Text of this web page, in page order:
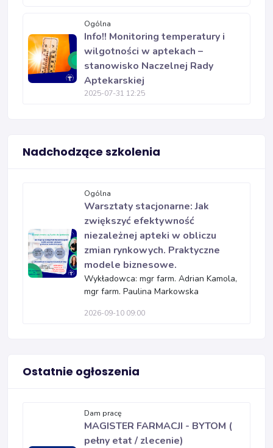
Ogólna
Info!! Monitoring temperatury i
wilgotności w aptekach –
stanowisko Naczelnej Rady
Aptekarskiej
2025-07-31 12:25
Nadchodzące szkolenia
Ogólna
Warsztaty stacjonarne: Jak
zwiększyć efektywność
niezależnej apteki w obliczu
zmian rynkowych. Praktyczne
modele biznesowe.
Wykładowca: mgr farm. Adrian Kamola,
mgr farm. Paulina Markowska
2026-09-10 09:00
Ostatnie ogłoszenia
Dam pracę
MAGISTER FARMACJI - BYTOM (
pełny etat / zlecenie)